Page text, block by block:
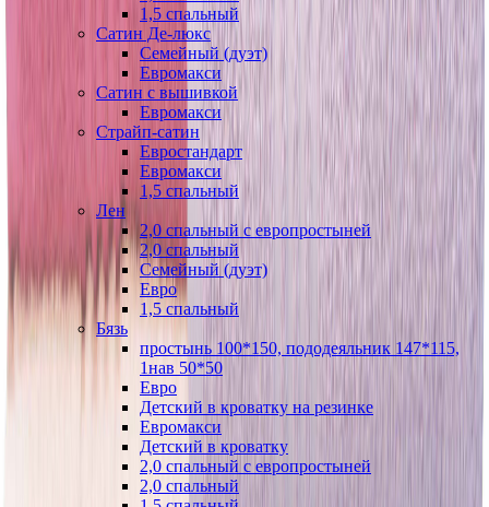
1,5 спальный
Сатин Де-люкс
Семейный (дуэт)
Евромакси
Сатин с вышивкой
Евромакси
Страйп-сатин
Евростандарт
Евромакси
1,5 спальный
Лен
2,0 спальный с европростыней
2,0 спальный
Семейный (дуэт)
Евро
1,5 спальный
Бязь
простынь 100*150, пододеяльник 147*115,
1нав 50*50
Евро
Детский в кроватку на резинке
Евромакси
Детский в кроватку
2,0 спальный с европростыней
2,0 спальный